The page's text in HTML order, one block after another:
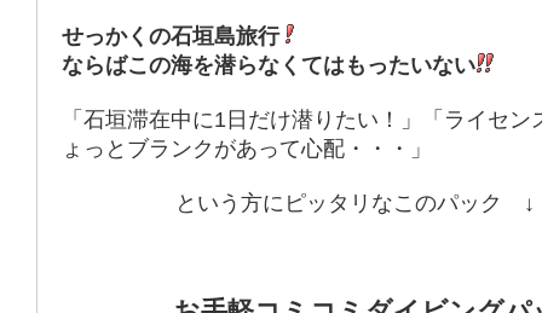
せっかくの石垣島旅行
ならばこの海を潜らなくてはもったいない
「石垣滞在中に1日だけ潜りたい！」「ライセ
ょっとブランクがあって心配・・・」
という方にピッタリなこのパッ